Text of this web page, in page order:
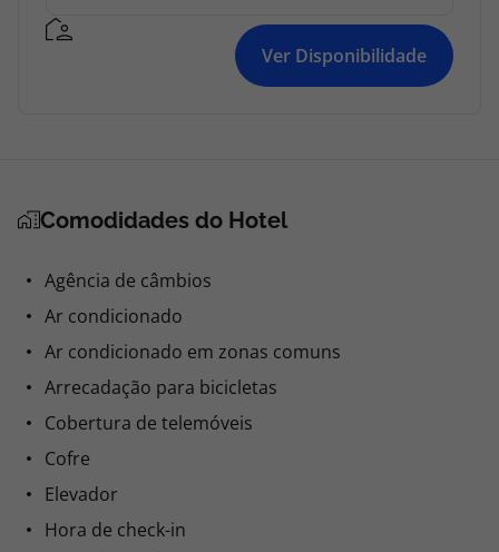
Ver Disponibilidade
Comodidades do Hotel
Agência de câmbios
Ar condicionado
Ar condicionado em zonas comuns
Arrecadação para bicicletas
Cobertura de telemóveis
Cofre
Elevador
Hora de check-in